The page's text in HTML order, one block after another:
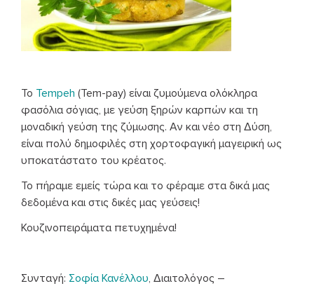
Το Tempeh (Tem-pay) είναι ζυμούμενα ολόκληρα
φασόλια σόγιας, με γεύση ξηρών καρπών και τη
μοναδική γεύση της ζύμωσης. Αν και νέο στη Δύση,
είναι πολύ δημοφιλές στη χορτοφαγική μαγειρική ως
υποκατάστατο του κρέατος.
Το πήραμε εμείς τώρα και το φέραμε στα δικά μας
δεδομένα και στις δικές μας γεύσεις!
Κουζινοπειράματα πετυχημένα!
Συνταγή: Σοφία Κανέλλου, Διαιτολόγος –